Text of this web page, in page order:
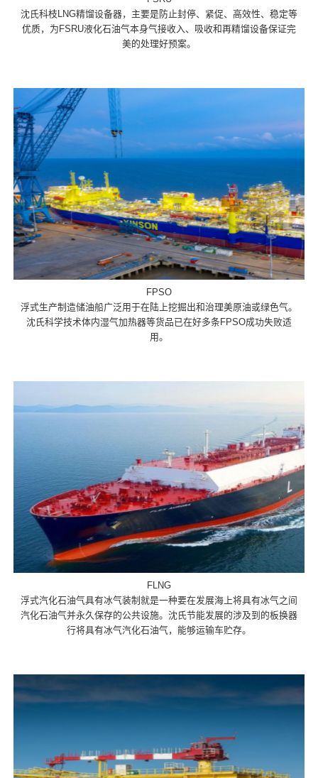
沈氏科枝LNG精馏设备器，主要是防止封停、紧促、高效性、稳定等
优质，为FSRU液化石油气本身气接收入、吸收和再精馏设备保证完
美的处理好预案。
FPSO
浮式生产制造储油船广泛用于在陆上挖掘出和治理美原油或绿色气。
沈氏科学技术体内湿气加热器等货品已在好多条FPSO成功失败适
用。
FLNG
浮式汽化石油气具有冰气装制就是一种要在发展海上将具有冰气之间
汽化石油气并永久保存的公共设施。沈氏节能发展的涉及到的板换器
行将具有冰气汽化石油气，能够运输车贮存。